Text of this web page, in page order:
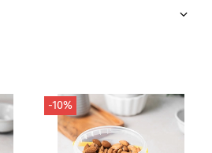
-10%